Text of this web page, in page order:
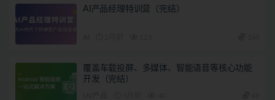
AI产品经理特训营（完结）
覆盖车载投屏、多媒体、智能语音等核心功能
开发（完结）